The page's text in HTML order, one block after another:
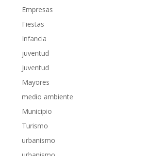
Empresas
Fiestas
Infancia
juventud
Juventud
Mayores
medio ambiente
Municipio
Turismo
urbanismo